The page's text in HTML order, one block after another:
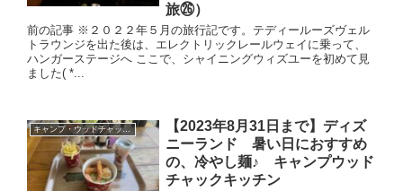
旅㉖）
前の記事 ※２０２２年５月の旅行記です。テディールーズヴェル
トラウンジを出た後は、エレクトリックレールウェイに乗って、
ハンガーステージへ ここで、シャイニングウィズユーを初めて見
ました( *...
キャンプ・ウッドチャック・キッチン
【2023年8月31日まで】ディズ
ニーランド 暑い日におすすめ
の、冷やし麺♪ キャンプウッド
チャックキッチン